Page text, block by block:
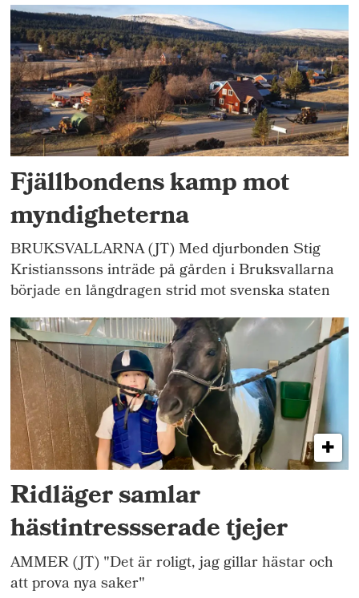
Fjällbondens kamp mot
myndigheterna
BRUKSVALLARNA (JT) Med djurbonden Stig
Kristianssons inträde på gården i Bruksvallarna
började en långdragen strid mot svenska staten
Ridläger samlar
hästintressserade tjejer
AMMER (JT) "Det är roligt, jag gillar hästar och
att prova nya saker"